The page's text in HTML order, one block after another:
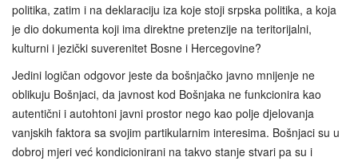
politika, zatim i na deklaraciju iza koje stoji srpska politika, a koja
je dio dokumenta koji ima direktne pretenzije na teritorijalni,
kulturni i jezički suverenitet Bosne i Hercegovine?
Jedini logičan odgovor jeste da bošnjačko javno mnijenje ne
oblikuju Bošnjaci, da javnost kod Bošnjaka ne funkcionira kao
autentični i autohtoni javni prostor nego kao polje djelovanja
vanjskih faktora sa svojim partikularnim interesima. Bošnjaci su u
dobroj mjeri već kondicionirani na takvo stanje stvari pa su i